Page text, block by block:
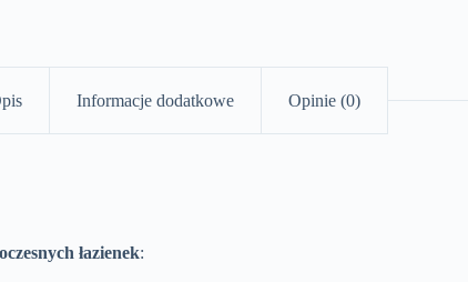
Informacje dodatkowe Opinie (0)
łazienek: